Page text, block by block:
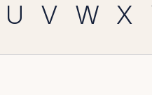
U V W X